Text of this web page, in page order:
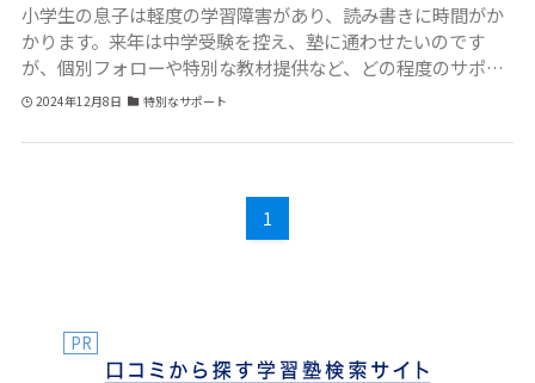
を下げるような仕組みになっているのではと感じます。塾に
意見を伝えてもよいのでしょうか？
小学生の息子は軽度の学習障害があり、読み書きに時間がか
かります。来年は中学受験を控え、塾に通わせたいのです
が、個別フォローや特別な教材提供など、どの程度のサポー
トを求められるか悩んでいます。大手の塾は画一的なカリキ
安です。さらに、配慮を求めることで他の保護者から「特別
る環境を整えたいのに、どのような塾を選べば良いのか頭を
2024年12月8日 特別なサポート
1
PR